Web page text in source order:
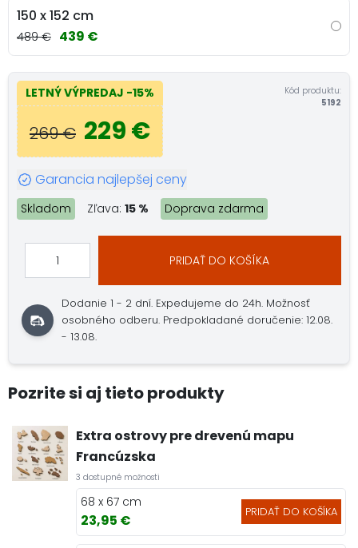
150 x 152 cm
489 € 439 €
LETNÝ VÝPREDAJ -15%
269 € 229 €
Kód produktu:
5192
Garancia najlepšej ceny
Skladom Zľava: 15 % Doprava zdarma
PRIDAŤ DO KOŠÍKA
Dodanie 1 - 2 dní. Expedujeme do 24h. Možnosť
osobného odberu. Predpokladané doručenie: 12.08.
- 13.08.
Pozrite si aj tieto produkty
Extra ostrovy pre drevenú mapu
Francúzska
3 dostupné možnosti
68 x 67 cm
23,95 € PRIDAŤ DO KOŠÍKA